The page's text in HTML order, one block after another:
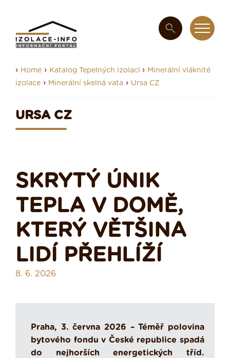
› Home › Katalog Tepelných izolací › Minerální vláknité
izolace › Minerální skelná vata › Ursa CZ
URSA CZ
SKRYTÝ ÚNIK
TEPLA V DOMĚ,
KTERÝ VĚTŠINA
LIDÍ PŘEHLÍŽÍ
8. 6. 2026
Praha, 3. června 2026 – Téměř polovina
bytového fondu v České republice spadá
do nejhorších energetických tříd.